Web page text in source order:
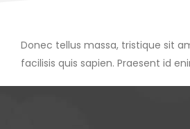
Donec tellus massa, tristique sit
facilisis quis sapien. Praesent id